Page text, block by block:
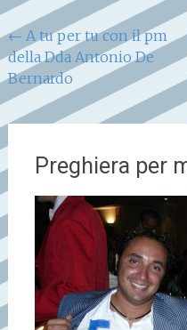
Navigazione
articoli
← A tu per tu con il pm
della Dda Antonio De
Bernardo
Preghiera per